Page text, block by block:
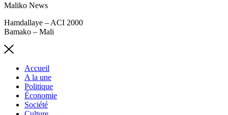
Maliko News
Hamdallaye – ACI 2000
Bamako – Mali
Accueil
A la une
Politique
Économie
Société